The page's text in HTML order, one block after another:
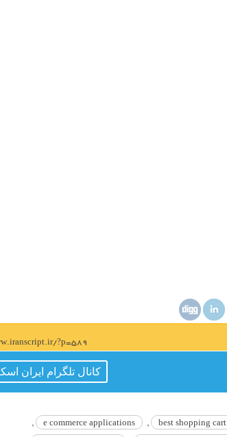
?p=589
کانال تلگرام ایران
best shopping cart
,
e commerce applications
,